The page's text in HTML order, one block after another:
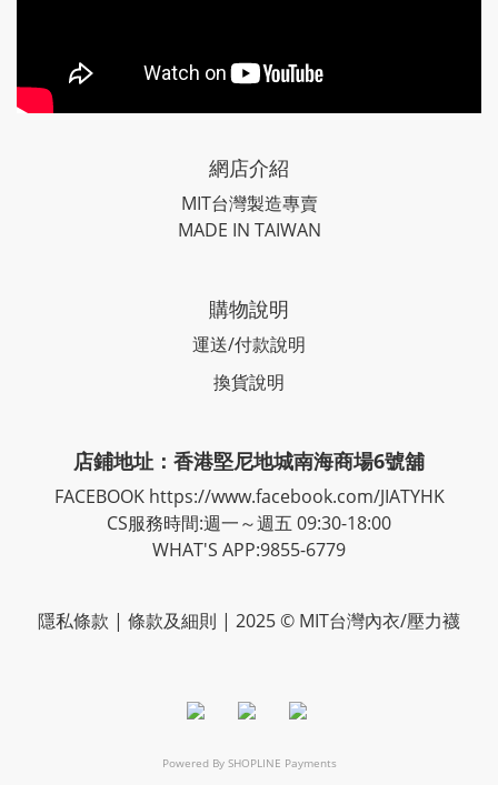
網店介紹
MIT台灣製造專賣
MADE IN TAIWAN
購物說明
運送/付款說明
換貨說明
店鋪地址：香港堅尼地城南海商場6號舖
FACEBOOK https://www.facebook.com/JIATYHK
CS服務時間:週一～週五 09:30-18:00
WHAT'S APP:9855-6779
隱私條款 | 條款及細則 | 2025 © MIT台灣內衣/壓力襪
Powered By SHOPLINE Payments